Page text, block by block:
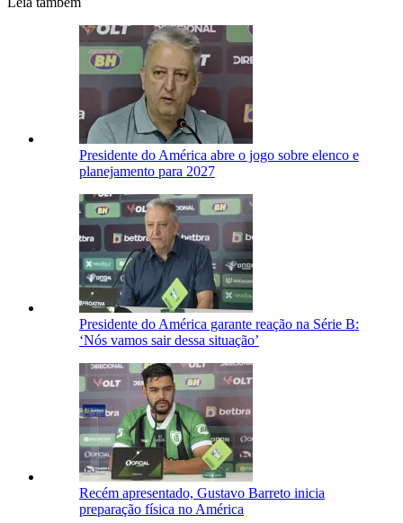
Presidente do América abre o jogo sobre elenco e
planejamento para 2027
Presidente do América garante reação na Série B:
‘Nós vamos sair dessa situação’
Recém apresentado, Gustavo Barreto inicia
preparação física no América